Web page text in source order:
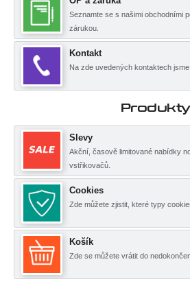
Seznamte se s našimi obchodními
zárukou.
Kontakt
Na zde uvedených kontaktech
Produkty
Slevy
Akční, časově limitované nabídky
vstřikovačů.
Cookies
Zde můžete zjistit, které typy
Košík
Zde se můžete vrátit do